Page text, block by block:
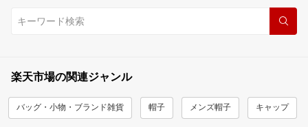
楽天市場の関連ジャンル
バッグ・小物・ブランド雑貨 帽子 メンズ帽子 キャップ